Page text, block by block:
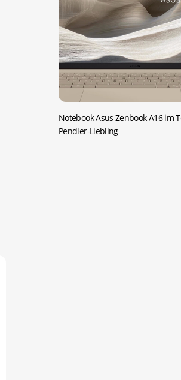
Notebook Asus Zenbook A16 im
Pendler-Liebling